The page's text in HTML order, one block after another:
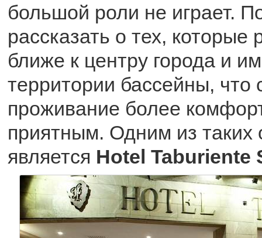
большой роли не играет.
рассказать о тех,
ближе к центру города и
территории бассейны, что
проживание более
приятным. Одним из таких
является Hotel Taburiente